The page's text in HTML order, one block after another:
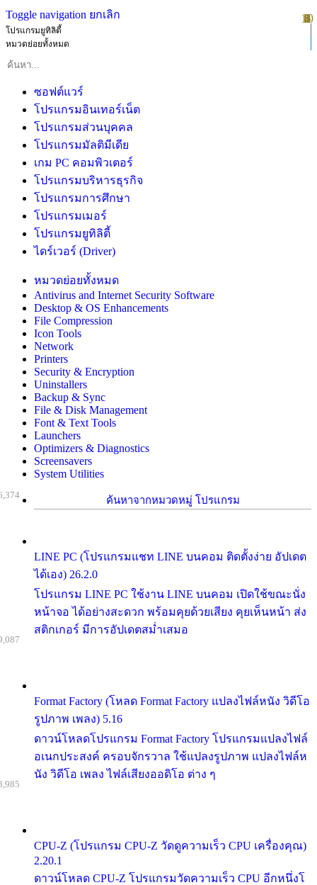
Toggle navigation ยกเลิก
โปรแกรมยูทิลิตี้
หมวดย่อยทั้งหมด
ซอฟต์แวร์
โปรแกรมอินเทอร์เน็ต
โปรแกรมส่วนบุคคล
โปรแกรมมัลติมีเดีย
เกม PC คอมพิวเตอร์
โปรแกรมบริหารธุรกิจ
โปรแกรมการศึกษา
โปรแกรมเมอร์
โปรแกรมยูทิลิตี้
ไดร์เวอร์ (Driver)
หมวดย่อยทั้งหมด
Antivirus and Internet Security Software
Desktop & OS Enhancements
File Compression
Icon Tools
Network
Printers
Security & Encryption
Uninstallers
Backup & Sync
File & Disk Management
Font & Text Tools
Launchers
Optimizers & Diagnostics
Screensavers
System Utilities
ค้นหาจากหมวดหมู่ โปรแกรม
LINE PC (โปรแกรมแชท LINE บนคอม ติดตั้งง่าย อัปเดต
ได้เอง) 26.2.0
โปรแกรม LINE PC ใช้งาน LINE บนคอม เปิดใช้ขณะนั่ง
หน้าจอ ได้อย่างสะดวก พร้อมคุยด้วยเสียง คุยเห็นหน้า ส่ง
สติกเกอร์ มีการอัปเดตสม่ำเสมอ
Format Factory (โหลด Format Factory แปลงไฟล์หนัง วิดีโอ
รูปภาพ เพลง) 5.16
ดาวน์โหลดโปรแกรม Format Factory โปรแกรมแปลงไฟล์
อเนกประสงค์ ครอบจักรวาล ใช้แปลงรูปภาพ แปลงไฟล์ห
นัง วิดีโอ เพลง ไฟล์เสียงออดิโอ ต่าง ๆ
CPU-Z (โปรแกรม CPU-Z วัดดูความเร็ว CPU เครื่องคุณ)
2.20.1
ดาวน์โหลด CPU-Z โปรแกรมวัดความเร็ว CPU อีกหนึ่งโ
1
2
3
4
5
6
7
8
9
10